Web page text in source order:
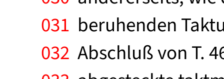
031 beruhenden
032 Abschluß von T.